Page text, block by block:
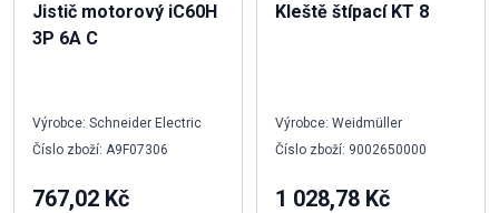
Jistič motorový iC60H
3P 6A C
Výrobce: Schneider Electric
Číslo zboží: A9F07306
767,02 Kč
Kleště štípací KT 8
Výrobce: Weidmüller
Číslo zboží: 9002650000
1 028,78 Kč